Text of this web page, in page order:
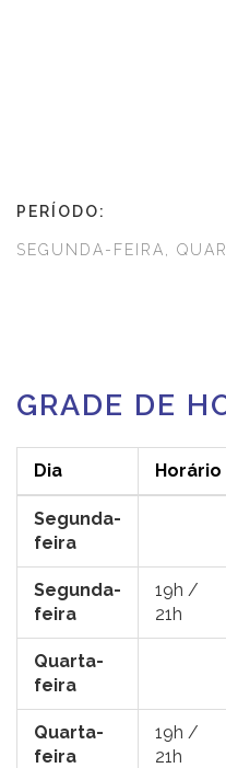
PERÍODO:
SEGUNDA-FEIRA,
GRADE DE
Dia Horário
Segunda-
feira
Segunda-
feira
19h /
21h
Quarta-
feira
Quarta-
feira
19h /
21h